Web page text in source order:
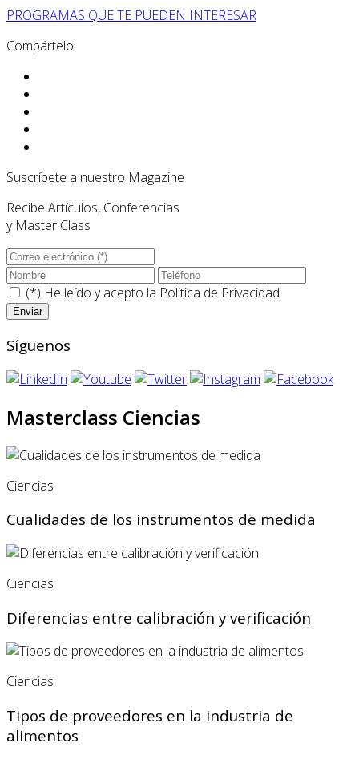
PROGRAMAS QUE TE PUEDEN INTERESAR
Compártelo
Suscríbete a nuestro Magazine
Recibe Artículos, Conferencias
y Master Class
(*) He leído y acepto la Politica de Privacidad
Síguenos
Masterclass Ciencias
Ciencias
Cualidades de los instrumentos de medida
Ciencias
Diferencias entre calibración y verificación
Ciencias
Tipos de proveedores en la industria de
alimentos